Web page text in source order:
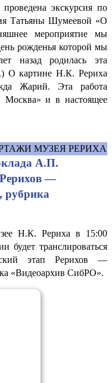
экскурсия по
Татьяны Шумеевой «О
мероприятие мы
рожденья которой мы
назад родилась эта
О картине Н.К. Рериха
Жарий. Эта работа
Москва» и в настоящее
МУЗЕЯ РЕРИХА
А.П.
—
рубрика
Н.К. Рериха в 15:00
будет транслироваться
этап Рерихов —
«Видеоархив СибРО».